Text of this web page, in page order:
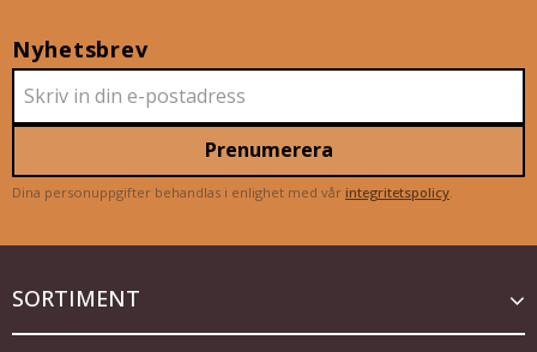
Nyhetsbrev
Prenumerera
Dina personuppgifter behandlas i enlighet med vår integritetspolicy
SORTIMENT